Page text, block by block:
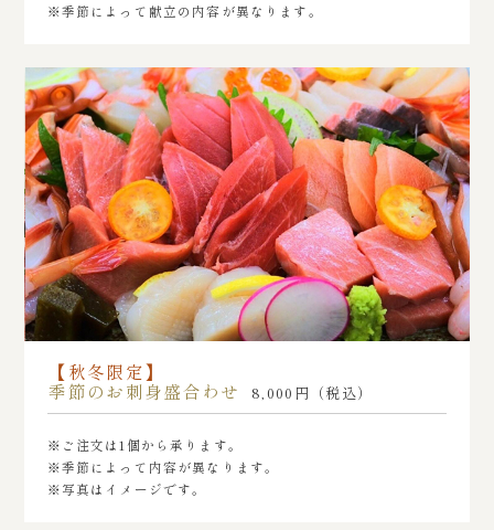
※季節によって献立の内容が異なります。
【秋冬限定】
季節のお刺身盛合わせ
8,000円（税込）
※ご注文は1個から承ります。
※季節によって内容が異なります。
※写真はイメージです。